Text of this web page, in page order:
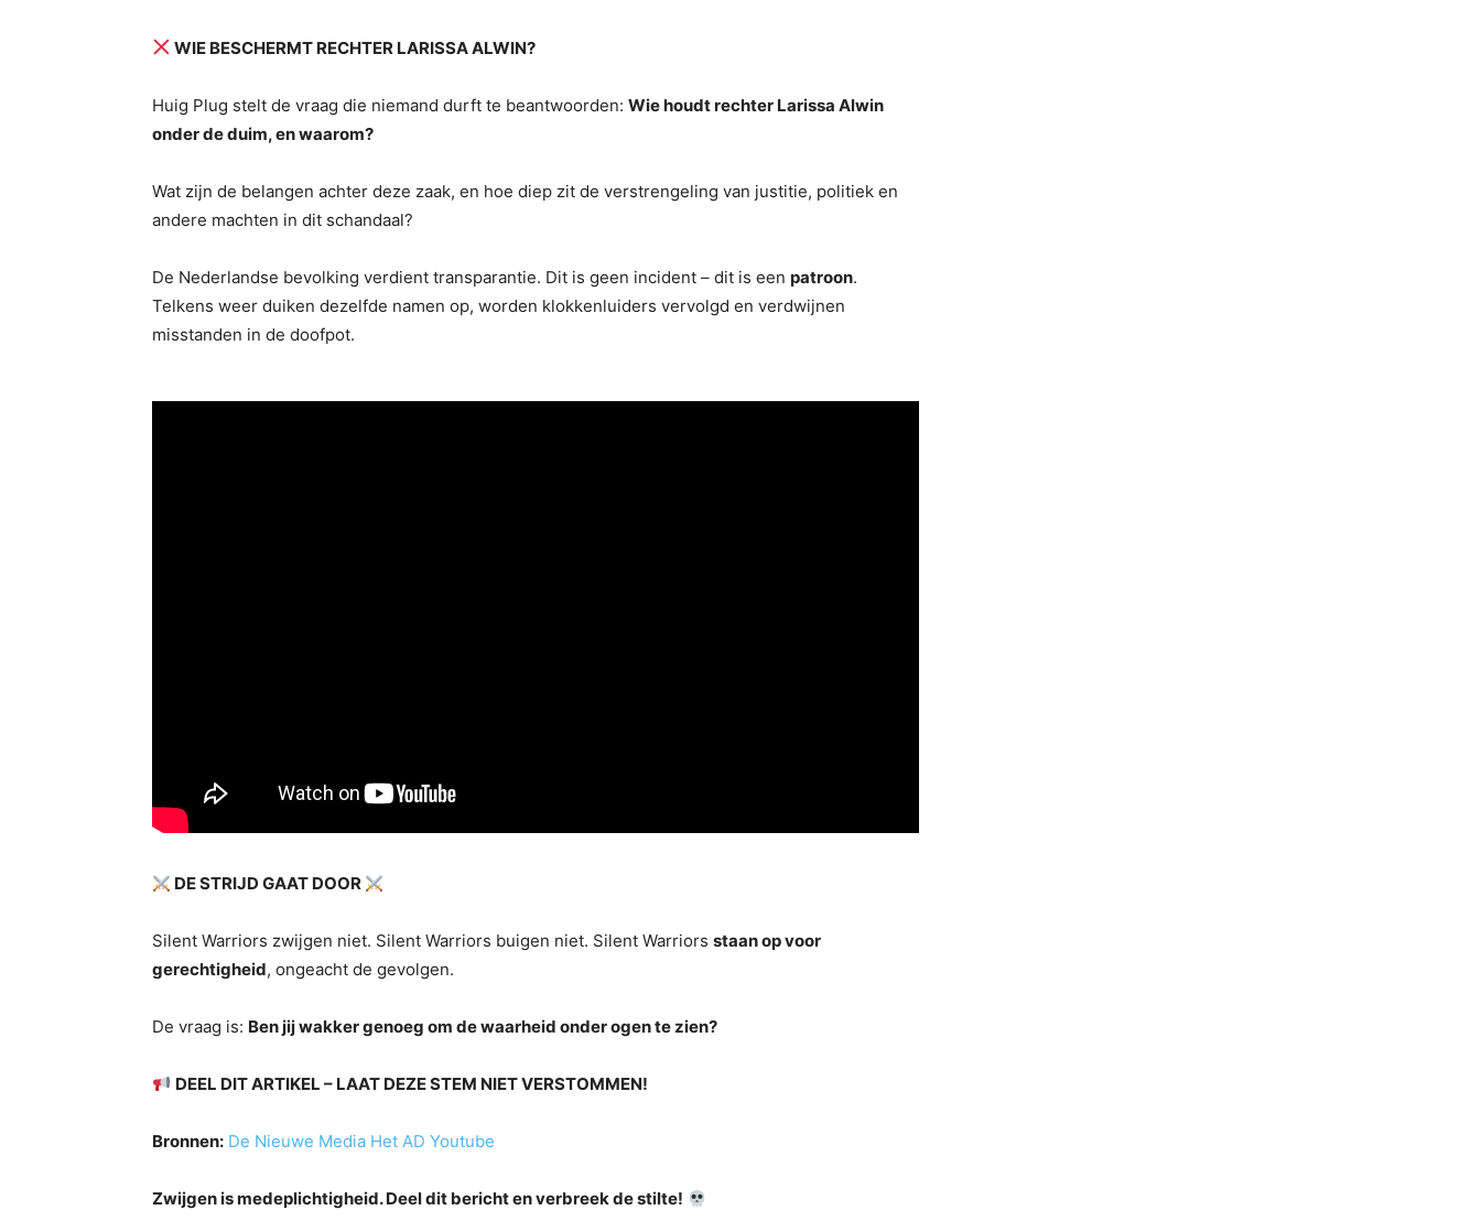
WIE BESCHERMT RECHTER LARISSA ALWIN?
Huig Plug stelt de vraag die niemand durft te beantwoorden: Wie houdt rechter Larissa Alwin
onder de duim, en waarom?
Wat zijn de belangen achter deze zaak, en hoe diep zit de verstrengeling van justitie, politiek en
andere machten in dit schandaal?
De Nederlandse bevolking verdient transparantie. Dit is geen incident – dit is een patroon.
Telkens weer duiken dezelfde namen op, worden klokkenluiders vervolgd en verdwijnen
misstanden in de doofpot.
DE STRIJD GAAT DOOR
Silent Warriors zwijgen niet. Silent Warriors buigen niet. Silent Warriors staan op voor
gerechtigheid, ongeacht de gevolgen.
De vraag is: Ben jij wakker genoeg om de waarheid onder ogen te zien?
DEEL DIT ARTIKEL – LAAT DEZE STEM NIET VERSTOMMEN!
Bronnen: De Nieuwe Media Het AD Youtube
Zwijgen is medeplichtigheid. Deel dit bericht en verbreek de stilte!